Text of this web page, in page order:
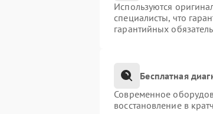
Используются
специалисты, что
гарантийных
Бесплатная
Современное
восстановление в